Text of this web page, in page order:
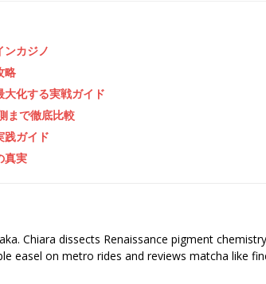
ンカジノ
略
化する実戦ガイド
まで徹底比較
践ガイド
真実
Chiara dissects Renaissance pigment
easel on metro rides and reviews matcha like